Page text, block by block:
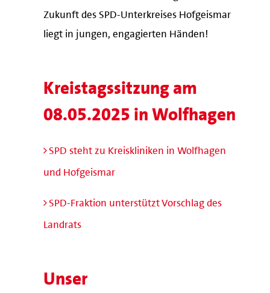
Zukunft des SPD-Unterkreises Hofgeismar
liegt in jungen, engagierten Händen!
Kreistagssitzung am
08.05.2025 in Wolfhagen
SPD steht zu Kreiskliniken in Wolfhagen
und Hofgeismar
SPD-Fraktion unterstützt Vorschlag des
Landrats
Unser